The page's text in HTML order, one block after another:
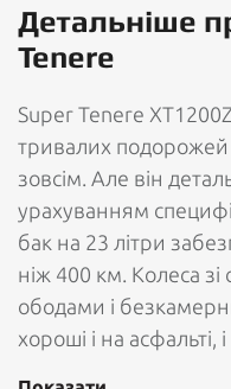
Детальніше
Tenere
Super Tenere
тривалих подорожей
зовсім. Але він
урахуванням
бак на 23 літри
ніж 400 км. Колеса
ободами і
хороші і на асфальті,